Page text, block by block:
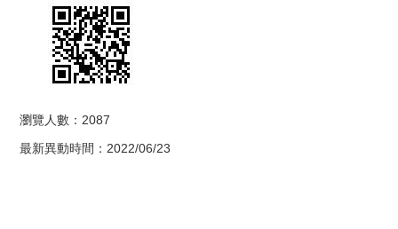
瀏覽人數：2087
最新異動時間：2022/06/23